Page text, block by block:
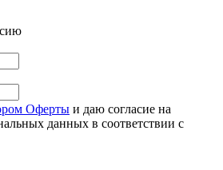
Оферты и даю согласие на
данных в соответствии с